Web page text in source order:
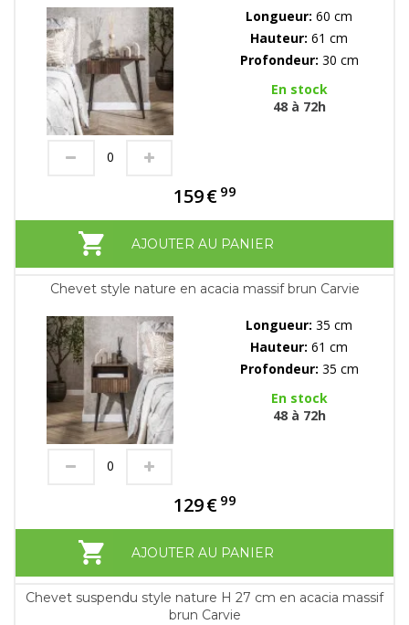
Longueur: 60 cm
Hauteur: 61 cm
Profondeur: 30 cm
En stock
48 à 72h
159€ 99
AJOUTER AU PANIER
Chevet style nature en acacia massif brun Carvie
Longueur: 35 cm
Hauteur: 61 cm
Profondeur: 35 cm
En stock
48 à 72h
129€ 99
AJOUTER AU PANIER
Chevet suspendu style nature H 27 cm en acacia massif
brun Carvie